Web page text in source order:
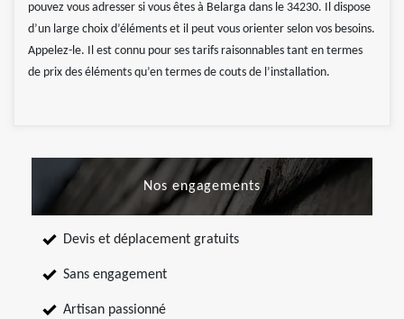
pouvez vous adresser si vous êtes à Belarga dans le 34230. Il dispose
d’un large choix d’éléments et il peut vous orienter selon vos besoins.
Appelez-le. Il est connu pour ses tarifs raisonnables tant en termes
de prix des éléments qu’en termes de couts de l’installation.
Nos engagements
Devis et déplacement gratuits
Sans engagement
Artisan passionné